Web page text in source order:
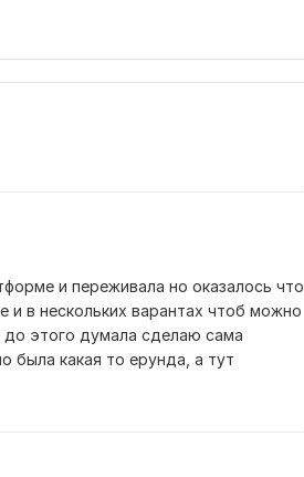
и переживала но оказалось что
и в нескольких варантах чтоб можно
этого думала сделаю сама
была какая то ерунда, а тут